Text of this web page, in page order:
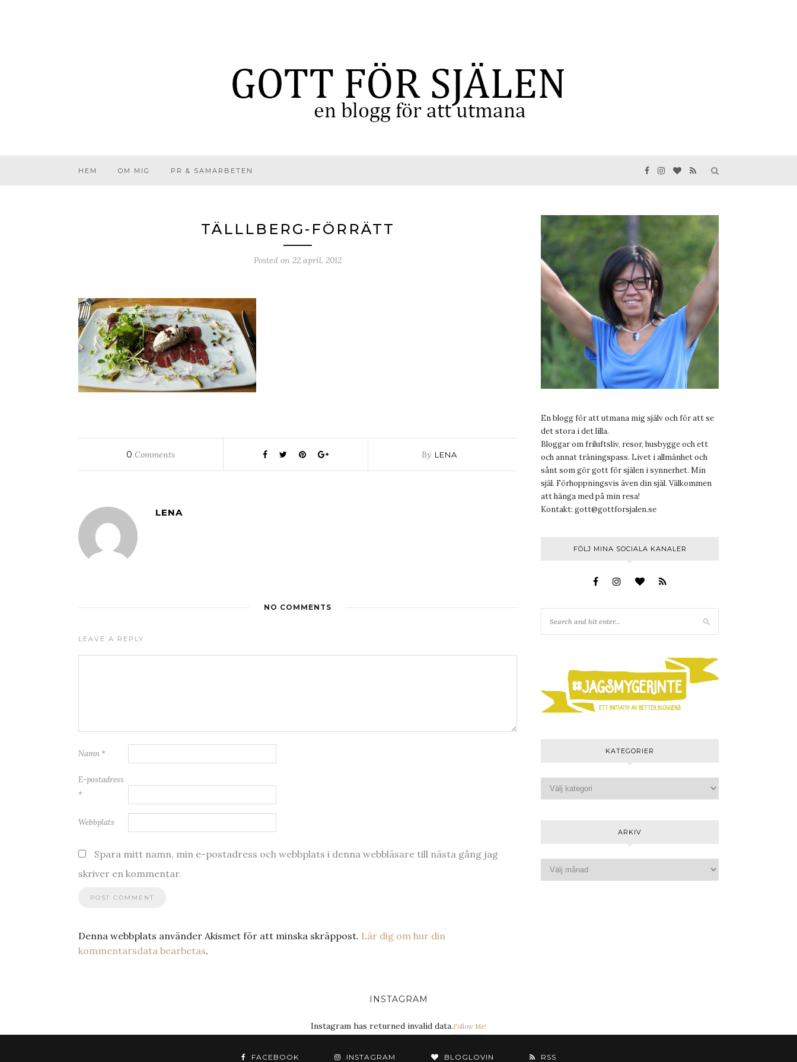
HEM OM MIG PR & SAMARBETEN
TÄLLLBERG-FÖRRÄTT
Posted on 22 april, 2012
0 Comments By LENA
LENA
NO COMMENTS
LEAVE A REPLY
Namn *
E-postadress
*
Webbplats
Spara mitt namn, min e-postadress och webbplats i denna webbläsare till nästa gång jag
skriver en kommentar.
Denna webbplats använder Akismet för att minska skräppost. Lär dig om hur din
kommentarsdata bearbetas.
En blogg för att utmana mig själv och för att se
det stora i det lilla.
Bloggar om friluftsliv, resor, husbygge och ett
och annat träningspass. Livet i allmänhet och
sånt som gör gott för själen i synnerhet. Min
själ. Förhoppningsvis även din själ. Välkommen
att hänga med på min resa!
Kontakt: gott@gottforsjalen.se
FÖLJ MINA SOCIALA KANALER
KATEGORIER
ARKIV
INSTAGRAM
Instagram has returned invalid data.Follow Me!
FACEBOOK INSTAGRAM BLOGLOVIN RSS